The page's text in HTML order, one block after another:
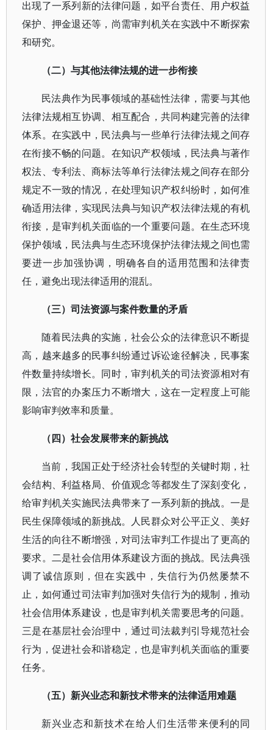
出现了一系列新的法律问题，如平台责任、用户权益
保护、押金退还等，尚需审判机关在实践中不断探索
和研究。
（二）与其他法律法规的进一步衔接
民法典作为民事领域的基础性法律，需要与其他
法律法规相互协调、相互配合，共同构建完善的法律
体系。在实践中，民法典与一些单行法律法规之间存
在衔接不畅的问题。在知识产权领域，民法典与著作
权法、专利法、商标法等单行法律法规之间存在部分
规定不一致的情况，在处理知识产权纠纷时，如何准
确适用法律，实现民法典与知识产权法律法规的有机
衔接，是审判机关面临的一个重要问题。在生态环境
保护领域，民法典与生态环境保护法律法规之间也需
要进一步加强协调，明确各自的适用范围和法律责
任，避免出现法律适用的混乱。
（三）司法资源与案件数量的矛盾
随着民法典的实施，社会公众的法律意识不断提
高，越来越多的民事纠纷通过诉讼途径解决，民事案
件数量持续增长。同时，审判机关的司法资源相对有
限，法官的办案压力不断增大，这在一定程度上可能
影响审判效率和质量。
（四）社会发展带来的新挑战
当前，我国正处于经济社会转型的关键时期，社
会结构、利益格局、价值观念等都发生了深刻变化，
给审判机关实施民法典带来了一系列新的挑战。一是
民生保障领域的新挑战。人民群众对公平正义、美好
生活的向往不断增强，对司法审判工作提出了更高的
要求。二是社会信用体系建设方面的挑战。民法典强
调了诚信原则，但在实践中，失信行为仍然屡禁不
止，如何通过司法审判加强对失信行为的规制，推动
社会信用体系建设，也是审判机关需要思考的问题。
三是在基层社会治理中，通过司法裁判引导规范社会
行为，促进社会和谐稳定，也是审判机关面临的重要
任务。
（五）新兴业态和新技术带来的法律适用难题
新兴业态和新技术在给人们生活带来便利的同